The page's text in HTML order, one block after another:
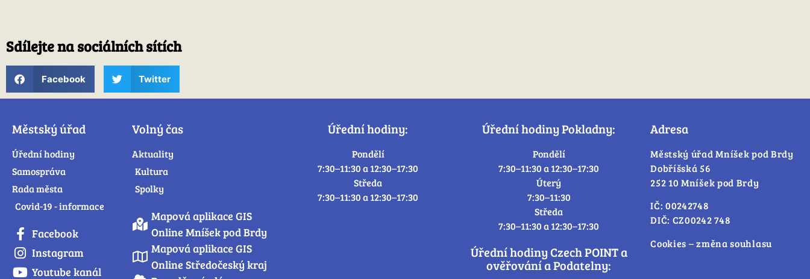
Sdílejte na sociálních sítích
Facebook Twitter
Městský úřad
Úřední hodiny
Samospráva
Rada města
Covid-19 - informace
Facebook
Instagram
Youtube kanál
Volný čas
Aktuality
Kultura
Spolky
Mapová aplikace GIS
Online Mníšek pod Brdy
Mapová aplikace GIS
Online Středočeský kraj
Úřední hodiny:
Pondělí
7:30–11:30 a 12:30–17:30
Středa
7:30–11:30 a 12:30–17:30
Úřední hodiny Pokladny:
Pondělí
7:30–11:30 a 12:30–17:30
Úterý
7:30–11:30
Středa
7:30–11:30 a 12:30–17:30
Úřední hodiny Czech POINT a
ověřování a Podatelny:
Adresa
Městský úřad Mníšek pod Brdy
Dobříšská 56
252 10 Mníšek pod Brdy
IČ: 00242748
DIČ: CZ00242 748
Cookies – změna souhlasu